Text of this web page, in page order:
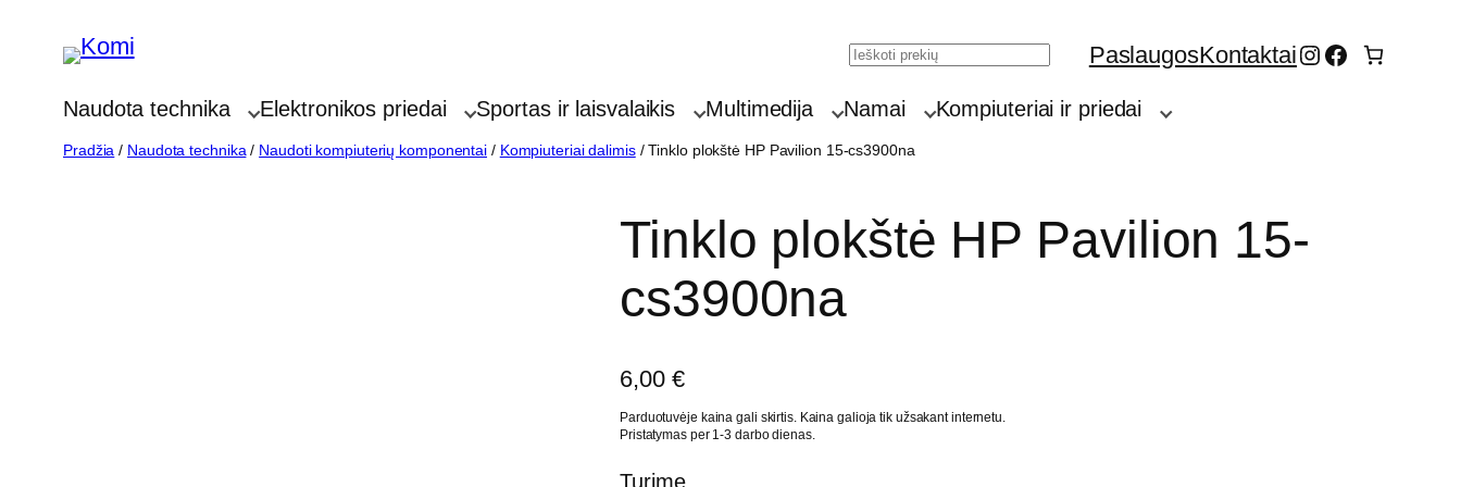
Search PaslaugosKontaktaiInstagram
Facebook
Naudota technika Elektronikos priedai Sportas ir laisvalaikis Multimedija Namai Kompiuteriai ir priedai
Pradžia / Naudota technika / Naudoti kompiuterių komponentai / Kompiuteriai dalimis/ Tinklo plokštė HP Pavilion 15-cs3900na
Tinklo plokštė HP Pavilion 15-
cs3900na
6,00 €
Parduotuvėje kaina gali skirtis. Kaina galioja tik užsakant internetu.
Pristatymas per 1-3 darbo dienas.
Turime